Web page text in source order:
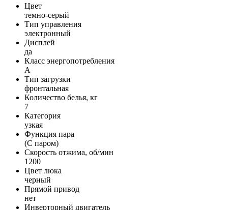
Цвет
темно-серый
Тип управления
электронный
Дисплей
да
Класс энергопотребления
A
Тип загрузки
фронтальная
Количество белья, кг
7
Категория
узкая
Функция пара
(С паром)
Скорость отжима, об/мин
1200
Цвет люка
черный
Прямой привод
нет
Инверторный двигатель